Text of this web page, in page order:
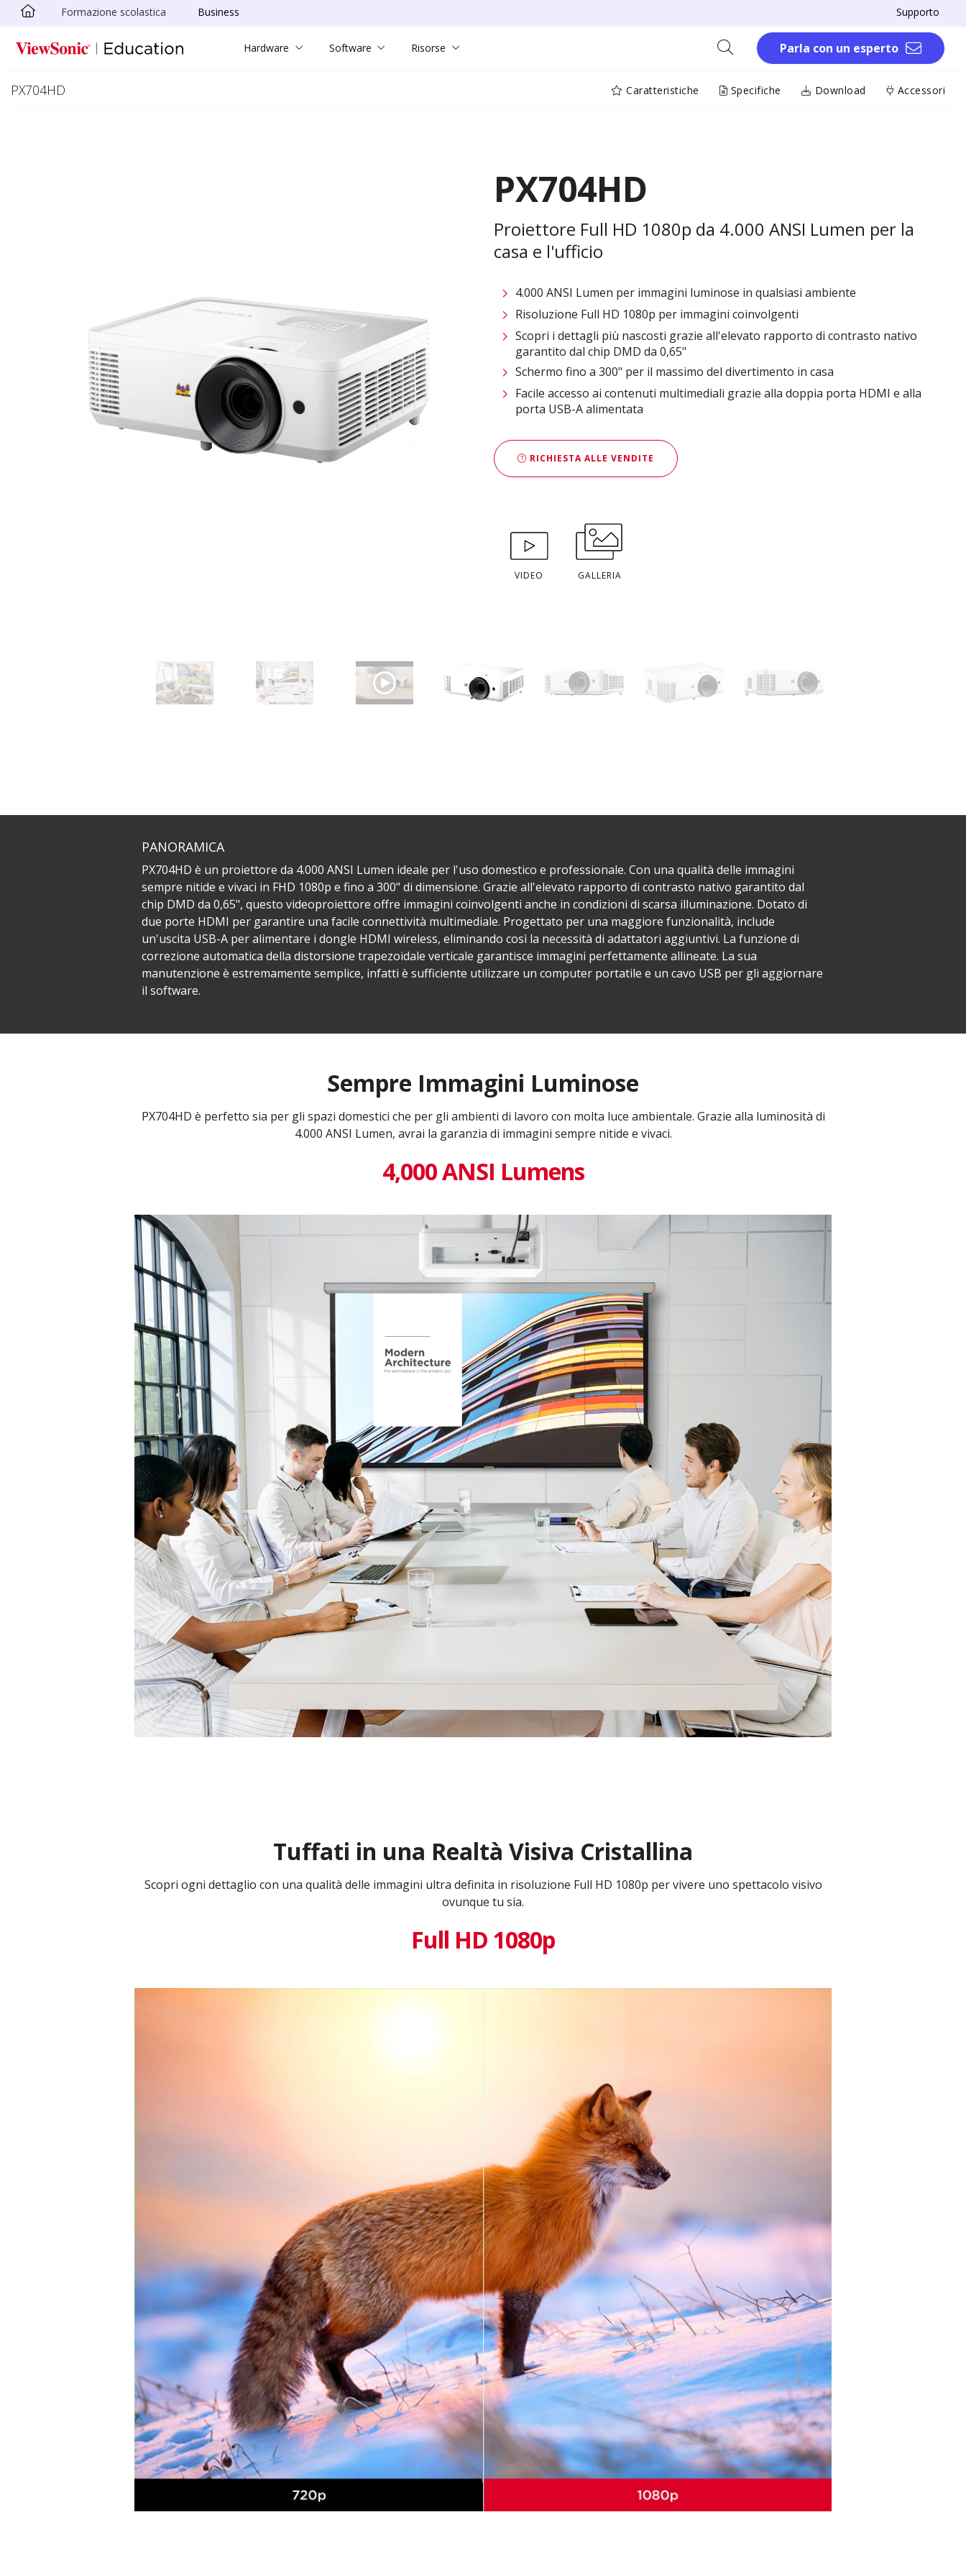
Skip to main content
Formazione scolastica Business Supporto
Hardware Software Risorse Parla con un esperto
PX704HD Caratteristiche Specifiche Download Accessori
PX704HD
Proiettore Full HD 1080p da 4.000 ANSI Lumen per la
casa e l'ufficio
4.000 ANSI Lumen per immagini luminose in qualsiasi ambiente
Risoluzione Full HD 1080p per immagini coinvolgenti
Scopri i dettagli più nascosti grazie all'elevato rapporto di contrasto nativo
garantito dal chip DMD da 0,65"
Schermo fino a 300" per il massimo del divertimento in casa
Facile accesso ai contenuti multimediali grazie alla doppia porta HDMI e alla
porta USB-A alimentata
RICHIESTA ALLE VENDITE
VIDEO GALLERIA
PANORAMICA
PX704HD è un proiettore da 4.000 ANSI Lumen ideale per l'uso domestico e professionale. Con una qualità delle immagini
sempre nitide e vivaci in FHD 1080p e fino a 300" di dimensione. Grazie all'elevato rapporto di contrasto nativo garantito dal
chip DMD da 0,65", questo videoproiettore offre immagini coinvolgenti anche in condizioni di scarsa illuminazione. Dotato di
due porte HDMI per garantire una facile connettività multimediale. Progettato per una maggiore funzionalità, include
un'uscita USB-A per alimentare i dongle HDMI wireless, eliminando così la necessità di adattatori aggiuntivi. La funzione di
correzione automatica della distorsione trapezoidale verticale garantisce immagini perfettamente allineate. La sua
manutenzione è estremamente semplice, infatti è sufficiente utilizzare un computer portatile e un cavo USB per gli aggiornare
il software.
Sempre Immagini Luminose
PX704HD è perfetto sia per gli spazi domestici che per gli ambienti di lavoro con molta luce ambientale. Grazie alla luminosità di
4.000 ANSI Lumen, avrai la garanzia di immagini sempre nitide e vivaci.
4,000 ANSI Lumens
Tuffati in una Realtà Visiva Cristallina​
Scopri ogni dettaglio con una qualità delle immagini ultra definita in risoluzione Full HD 1080p per vivere uno spettacolo visivo
ovunque tu sia.
Full HD 1080p